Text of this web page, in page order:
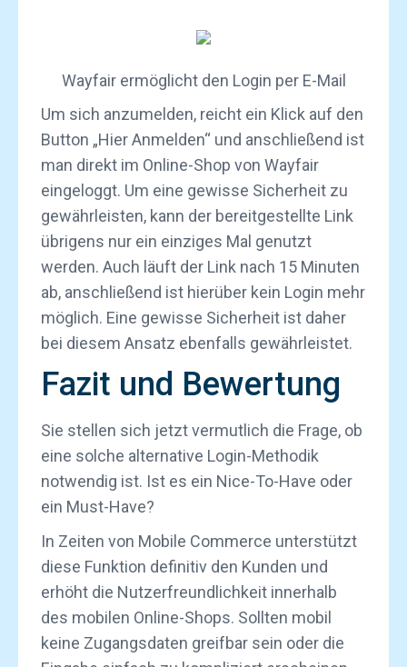
Wayfair ermöglicht den Login per E-Mail
Um sich anzumelden, reicht ein Klick auf den
Button „Hier Anmelden“ und anschließend ist
man direkt im Online-Shop von Wayfair
eingeloggt. Um eine gewisse Sicherheit zu
gewährleisten, kann der bereitgestellte Link
übrigens nur ein einziges Mal genutzt
werden. Auch läuft der Link nach 15 Minuten
ab, anschließend ist hierüber kein Login mehr
möglich. Eine gewisse Sicherheit ist daher
bei diesem Ansatz ebenfalls gewährleistet.
Fazit und Bewertung
Sie stellen sich jetzt vermutlich die Frage, ob
eine solche alternative Login-Methodik
notwendig ist. Ist es ein Nice-To-Have oder
ein Must-Have?
In Zeiten von Mobile Commerce unterstützt
diese Funktion definitiv den Kunden und
erhöht die Nutzerfreundlichkeit innerhalb
des mobilen Online-Shops. Sollten mobil
keine Zugangsdaten greifbar sein oder die